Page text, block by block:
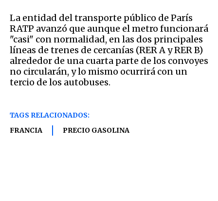
La entidad del transporte público de París
RATP avanzó que aunque el metro funcionará
"casi" con normalidad, en las dos principales
líneas de trenes de cercanías (RER A y RER B)
alrededor de una cuarta parte de los convoyes
no circularán, y lo mismo ocurrirá con un
tercio de los autobuses.
TAGS RELACIONADOS:
FRANCIA
PRECIO GASOLINA